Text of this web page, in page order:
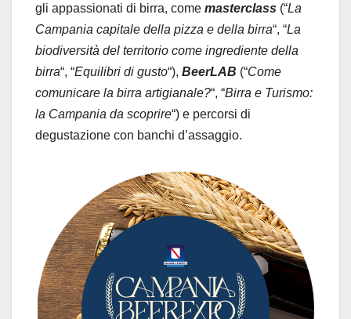
gli appassionati di birra, come masterclass (“La
Campania capitale della pizza e della birra“, “La
biodiversità del territorio come ingrediente della
birra“, “Equilibri di gusto“), BeerLAB (“Come
comunicare la birra artigianale?“, “Birra e Turismo:
la Campania da scoprire“) e percorsi di
degustazione con banchi d’assaggio.